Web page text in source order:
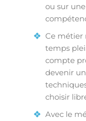
ou sur
Ce métier
temps
compte
devenir
choisir
Avec le